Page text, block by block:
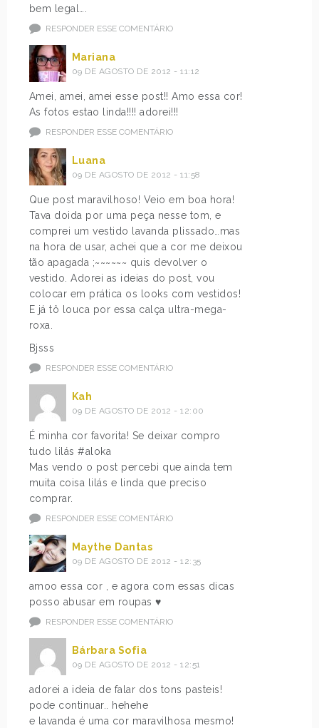
bem legal….
RESPONDER ESSE COMENTÁRIO
Mariana
09 DE AGOSTO DE 2012 - 11:12
Amei, amei, amei esse post!! Amo essa cor!
As fotos estao linda!!!! adorei!!!
RESPONDER ESSE COMENTÁRIO
Luana
09 DE AGOSTO DE 2012 - 11:58
Que post maravilhoso! Veio em boa hora!
Tava doida por uma peça nesse tom, e
comprei um vestido lavanda plissado…mas
na hora de usar, achei que a cor me deixou
tão apagada ;~~~~~~ quis devolver o
vestido. Adorei as ideias do post, vou
colocar em prática os looks com vestidos!
E já tô louca por essa calça ultra-mega-
roxa.
Bjsss
RESPONDER ESSE COMENTÁRIO
Kah
09 DE AGOSTO DE 2012 - 12:00
É minha cor favorita! Se deixar compro
tudo lilás #aloka
Mas vendo o post percebi que ainda tem
muita coisa lilás e linda que preciso
comprar.
RESPONDER ESSE COMENTÁRIO
Maythe Dantas
09 DE AGOSTO DE 2012 - 12:35
amoo essa cor , e agora com essas dicas
posso abusar em roupas ♥
RESPONDER ESSE COMENTÁRIO
Bárbara Sofia
09 DE AGOSTO DE 2012 - 12:51
adorei a ideia de falar dos tons pasteis!
pode continuar.. hehehe
e lavanda é uma cor maravilhosa mesmo!